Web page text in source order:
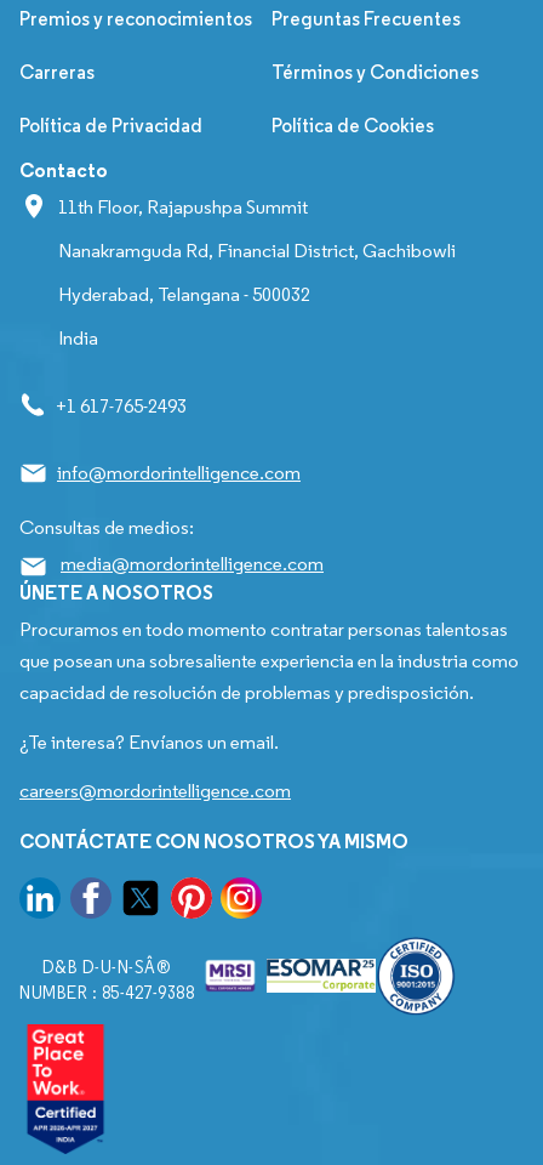
Premios y reconocimientos Preguntas Frecuentes
Carreras Términos y Condiciones
Política de Privacidad Política de Cookies
Contacto
11th Floor, Rajapushpa Summit
Nanakramguda Rd, Financial District, Gachibowli
Hyderabad, Telangana - 500032
India
+1 617-765-2493
info@mordorintelligence.com
Consultas de medios:
media@mordorintelligence.com
ÚNETE A NOSOTROS
Procuramos en todo momento contratar personas talentosas
que posean una sobresaliente experiencia en la industria como
capacidad de resolución de problemas y predisposición.
¿Te interesa? Envíanos un email.
careers@mordorintelligence.com
CONTÁCTATE CON NOSOTROS YA MISMO
D&B D-U-N-SÂ®
NUMBER : 85-427-9388